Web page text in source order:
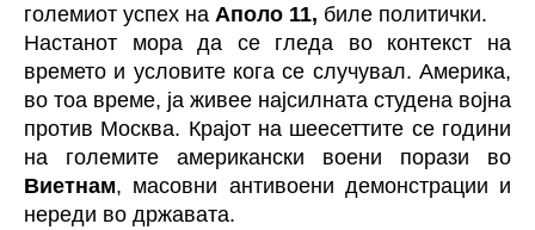
големиот успех на Аполо 11, биле политички.
Настанот мора да се гледа во контекст на
времето и условите кога се случувал. Америка,
во тоа време, ја живее најсилната студена војна
против Москва. Крајот на шеесеттите се години
на големите американски воени порази во
Виетнам, масовни антивоени демонстрации и
нереди во државата.